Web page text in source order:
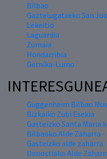
Bilbao
Gaztelugatxeko San
Lekeitio
Laguardia
Zumaia
Hondarribia
Gernika-Lumo
Guggenheim Bilbao
Bizkaiko Zubi Esekia
Gasteizko Santa Maria
Bilbaoko Alde Zaharra
Gasteizko alde zaharra
Donostiako Alde